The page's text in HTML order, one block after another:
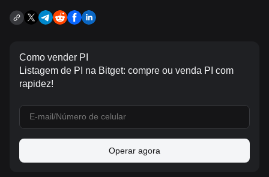
Como vender PI
Listagem de PI na Bitget: compre ou venda PI com
rapidez!
Operar agora